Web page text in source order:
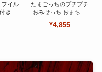
フイル
き
製-高
たまごっちのプチプチ
おみせっち おまちど
¥4,855